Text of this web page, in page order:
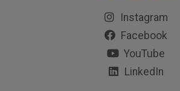
Instagram
Facebook
YouTube
LinkedIn